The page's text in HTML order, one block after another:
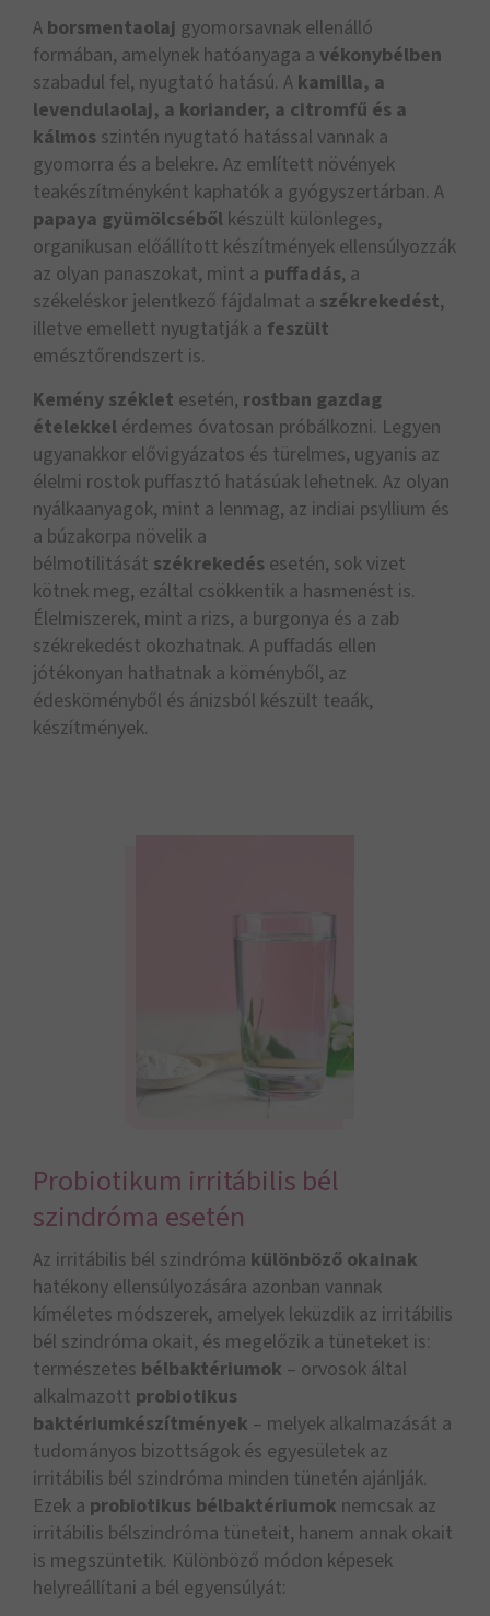
A borsmentaolaj gyomorsavnak ellenálló
formában, amelynek hatóanyaga a vékonybélben
szabadul fel, nyugtató hatású. A kamilla, a
levendulaolaj, a koriander, a citromfű és a
kálmos szintén nyugtató hatással vannak a
gyomorra és a belekre. Az említett növények
teakészítményként kaphatók a gyógyszertárban. A
papaya gyümölcséből készült különleges,
organikusan előállított készítmények ellensúlyozzák
az olyan panaszokat, mint a puffadás, a
székeléskor jelentkező fájdalmat a székrekedést,
illetve emellett nyugtatják a feszült
emésztőrendszert is.
Kemény széklet esetén, rostban gazdag
ételekkel érdemes óvatosan próbálkozni. Legyen
ugyanakkor elővigyázatos és türelmes, ugyanis az
élelmi rostok puffasztó hatásúak lehetnek. Az olyan
nyálkaanyagok, mint a lenmag, az indiai psyllium és
a búzakorpa növelik a
bélmotilitását székrekedés esetén, sok vizet
kötnek meg, ezáltal csökkentik a hasmenést is.
Élelmiszerek, mint a rizs, a burgonya és a zab
székrekedést okozhatnak. A puffadás ellen
jótékonyan hathatnak a köményből, az
édesköményből és ánizsból készült teaák,
készítmények.
Probiotikum irritábilis bél
szindróma esetén
Az irritábilis bél szindróma különböző okainak
hatékony ellensúlyozására azonban vannak
kíméletes módszerek, amelyek leküzdik az irritábilis
bél szindróma okait, és megelőzik a tüneteket is:
természetes bélbaktériumok – orvosok által
alkalmazott probiotikus
baktériumkészítmények – melyek alkalmazását a
tudományos bizottságok és egyesületek az
irritábilis bél szindróma minden tünetén ajánlják.
Ezek a probiotikus bélbaktériumok nemcsak az
irritábilis bélszindróma tüneteit, hanem annak okait
is megszüntetik. Különböző módon képesek
helyreállítani a bél egyensúlyát: